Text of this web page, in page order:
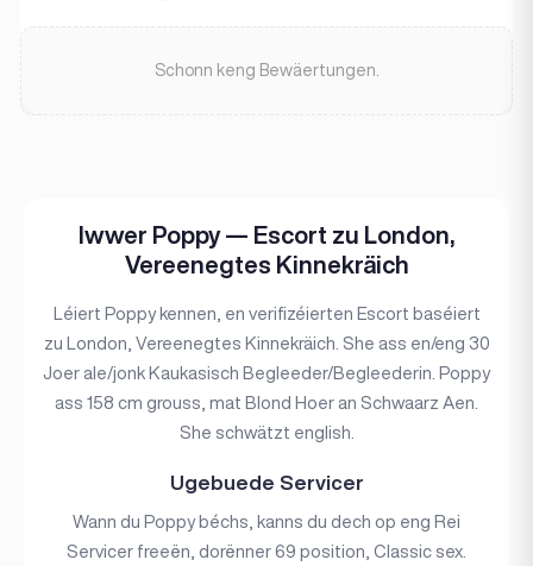
Schonn keng Bewäertungen.
Iwwer Poppy — Escort zu London,
Vereenegtes Kinnekräich
Léiert Poppy kennen, en verifizéierten Escort baséiert
zu London, Vereenegtes Kinnekräich. She ass en/eng 30
Joer ale/jonk Kaukasisch Begleeder/Begleederin. Poppy
ass 158 cm grouss, mat Blond Hoer an Schwaarz Aen.
She schwätzt english.
Ugebuede Servicer
Wann du Poppy béchs, kanns du dech op eng Rei
Servicer freeën, dorënner 69 position, Classic sex.